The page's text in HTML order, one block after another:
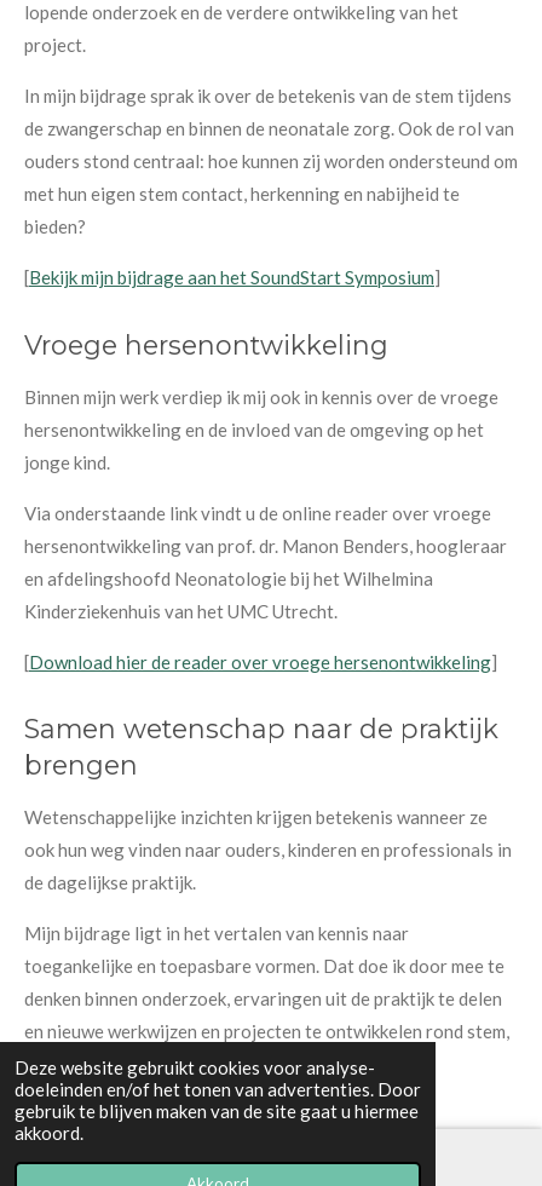
Deze website gebruikt cookies voor analyse-
doeleinden en/of het tonen van advertenties. Door
gebruik te blijven maken van de site gaat u hiermee
akkoord.
lopende onderzoek en de verdere ontwikkeling van het
project.
In mijn bijdrage sprak ik over de betekenis van de stem tijdens
de zwangerschap en binnen de neonatale zorg. Ook de rol van
ouders stond centraal: hoe kunnen zij worden ondersteund om
met hun eigen stem contact, herkenning en nabijheid te
bieden?
[Bekijk mijn bijdrage aan het SoundStart Symposium]
Vroege hersenontwikkeling
Binnen mijn werk verdiep ik mij ook in kennis over de vroege
hersenontwikkeling en de invloed van de omgeving op het
jonge kind.
Via onderstaande link vindt u de online reader over vroege
hersenontwikkeling van prof. dr. Manon Benders, hoogleraar
en afdelingshoofd Neonatologie bij het Wilhelmina
Kinderziekenhuis van het UMC Utrecht.
[Download hier de reader over vroege hersenontwikkeling]
Samen wetenschap naar de praktijk
brengen
Wetenschappelijke inzichten krijgen betekenis wanneer ze
ook hun weg vinden naar ouders, kinderen en professionals in
de dagelijkse praktijk.
Mijn bijdrage ligt in het vertalen van kennis naar
toegankelijke en toepasbare vormen. Dat doe ik door mee te
denken binnen onderzoek, ervaringen uit de praktijk te delen
en nieuwe werkwijzen en projecten te ontwikkelen rond stem,
muziek en welzijn.
Zo werk ik mee aan een zorgpraktijk waarin
wetenschappelijke kennis, professionele expertise en
ervaringskennis elkaar versterken.